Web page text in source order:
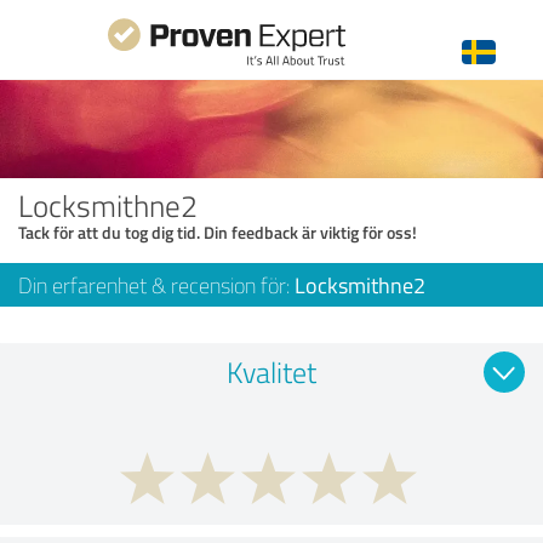
Locksmithne2
Tack för att du tog dig tid. Din feedback är viktig för oss!
Din erfarenhet & recension för: Locksmithne2
Kvalitet